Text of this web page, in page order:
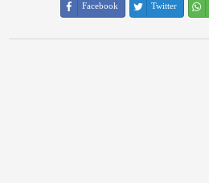
Facebook Twitter